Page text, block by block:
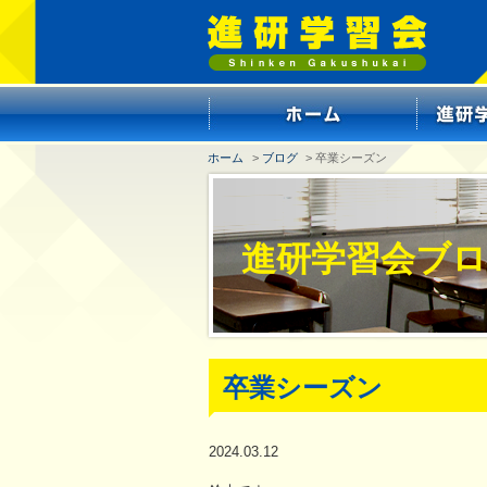
ホーム > ブログ > 卒業シーズン
進研学習会ブ
卒業シーズン
2024.03.12